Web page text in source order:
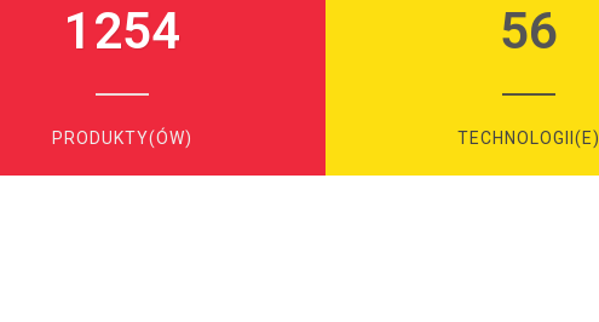
1254
PRODUKTY(ÓW)
56
TECHNOLOGII(E)